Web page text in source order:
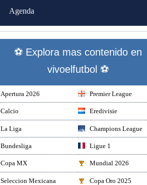
Agenda
⚽ Explora mas contenido en
vivoelfutbol ⚽
Apertura 2026 Premier League
Calcio Eredivisie
La Liga Champions League
Bundesliga Ligue 1
Copa MX Mundial 2026
Seleccion Mexicana Copa Oro 2025